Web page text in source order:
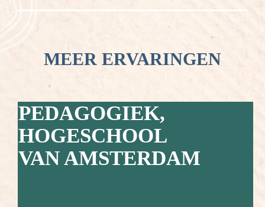
MEER ERVARINGEN
PEDAGOGIEK,
HOGESCHOOL
VAN AMSTERDAM